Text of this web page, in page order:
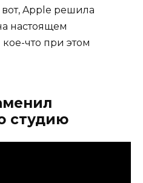
Apple решила
настоящем
что при этом
студию